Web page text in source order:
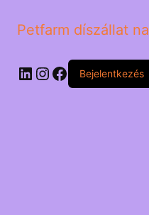
Petfarm díszállat
LinkedIn
Instagram
Facebook
Bejelentkezés